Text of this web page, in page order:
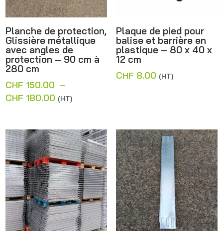
Planche de protection,
Glissière métallique
avec angles de
protection – 90 cm à
280 cm
CHF 150.00 –
CHF 180.00 Plage
CHF 150.00
à
CHF 180.00
(HT)
Plaque de pied pour
balise et barrière en
plastique – 80 x 40 x
12 cm
CHF 8.00 (HT)